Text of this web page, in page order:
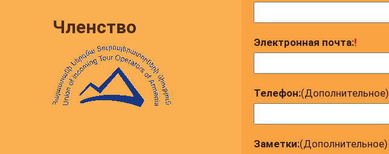
Членство
Электронная почта:!
Телефон:(Дополнительное)
Заметки:(Дополнительное)